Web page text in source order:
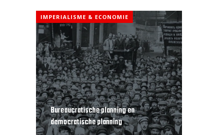
IMPERIALISME & ECONOMIE
Bureaucratische planning en
democratische planning